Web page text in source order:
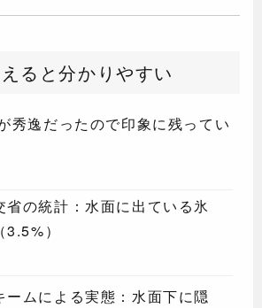
ると分かりやすい
秀逸だったので印象に残ってい
省の統計：水面に出ている氷
）
ームによる実態：水面下に隠